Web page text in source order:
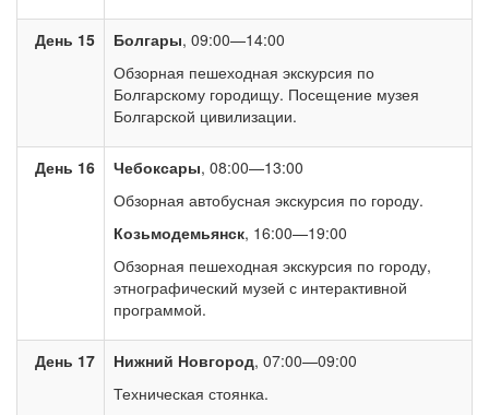
День 15 Болгары, 09:00—14:00
Обзорная пешеходная экскурсия по
Болгарскому городищу. Посещение музея
Болгарской цивилизации.
День 16 Чебоксары, 08:00—13:00
Обзорная автобусная экскурсия по городу.
Козьмодемьянск, 16:00—19:00
Обзорная пешеходная экскурсия по городу,
этнографический музей с интерактивной
программой.
День 17 Нижний Новгород, 07:00—09:00
Техническая стоянка.